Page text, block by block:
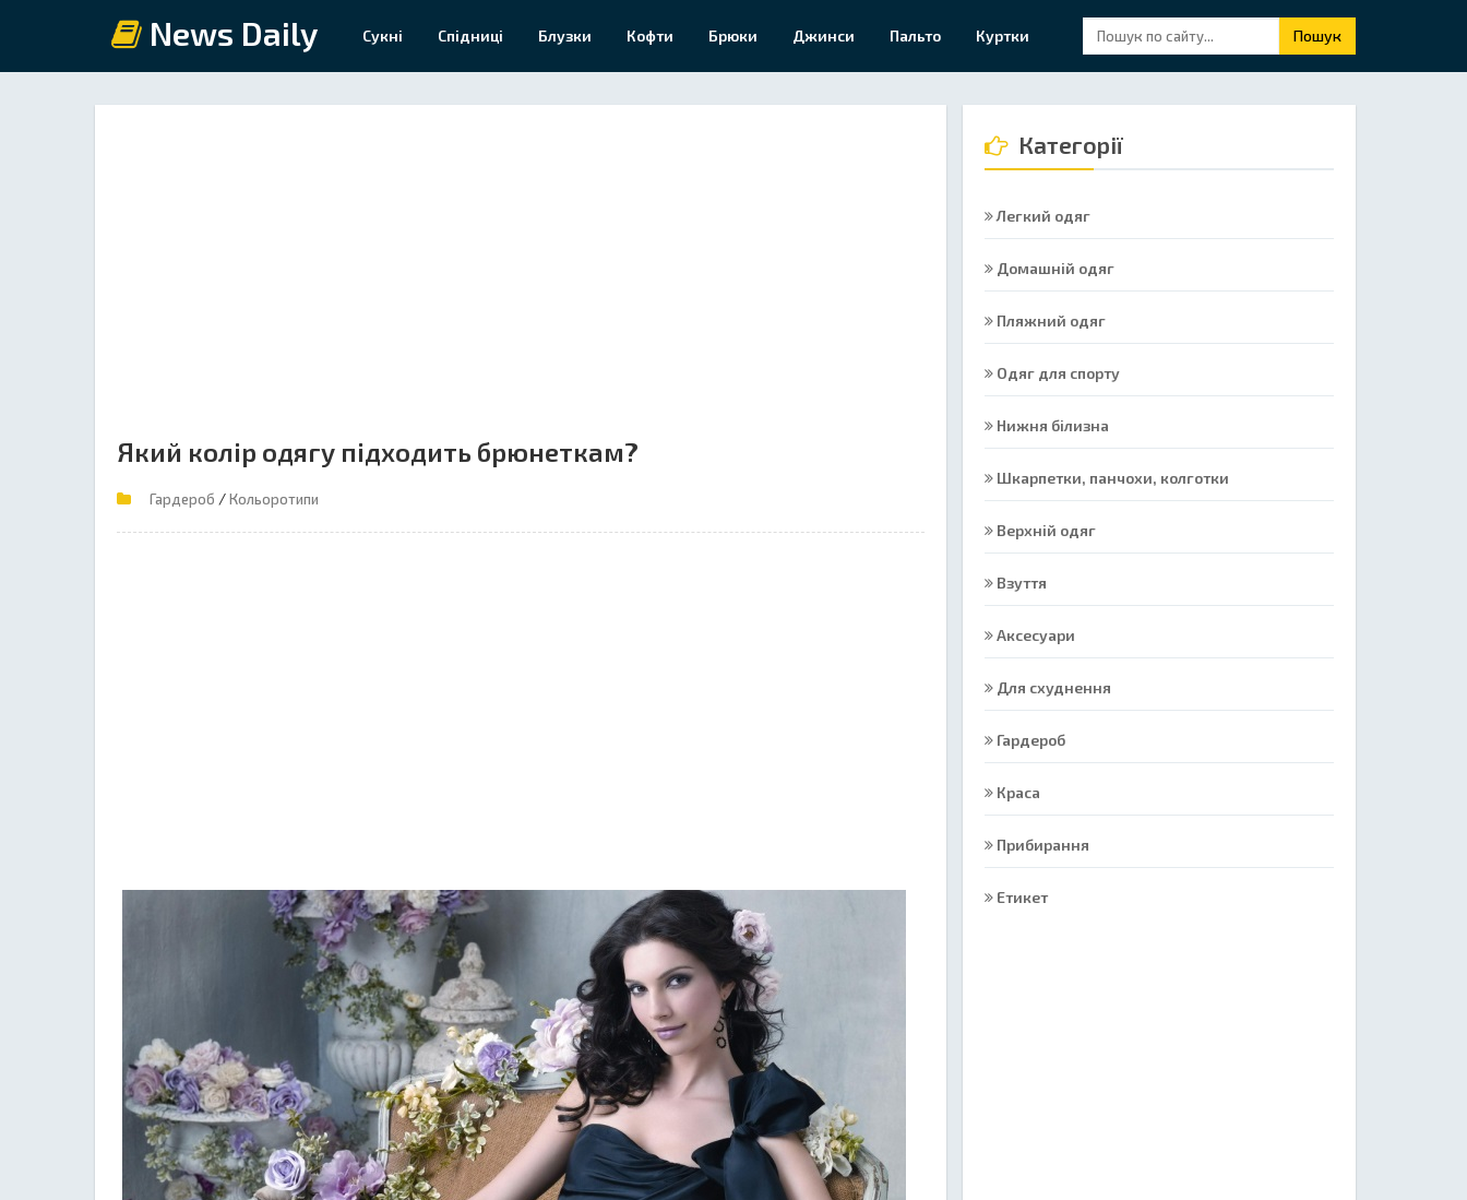
News Daily Сукні Спідниці Блузки Кофти Брюки Джинси Пальто Куртки Пошук
Який колір одягу підходить брюнеткам?
Гардероб /Кольоротипи
Категорії
Легкий одяг
Домашній одяг
Пляжний одяг
Одяг для спорту
Нижня білизна
Шкарпетки, панчохи, колготки
Верхній одяг
Взуття
Аксесуари
Для схуднення
Гардероб
Краса
Прибирання
Етикет